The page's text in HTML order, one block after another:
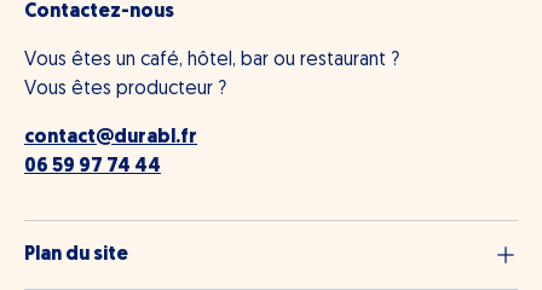
Contactez-nous
Vous êtes un café, hôtel, bar ou restaurant ?
Vous êtes producteur ?
contact@durabl.fr
06 59 97 74 44
Plan du site